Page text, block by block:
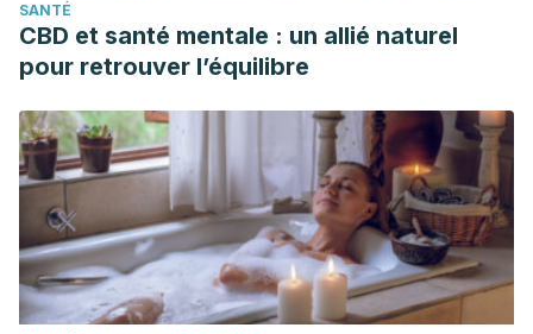
orbitaria y periorbitaria. Revisión de 107 casos. Anales de
Pediatría. https://doi.org/10.1016/S1695-4033(00)77500-X
Mesa, M. G., Herrera, D. M. A., Vilas, M. M., Alfonso, C. C.,
Carretero, J. H., Batista, A. D., & Montequiní, J. F. (2002).
Plantas cítricas en el tratamiento de enfermedades
vasculares.
Rev Cubana Angiol y Cir Vasc,3
(2), 39-46.
Roo, E., & Academia Española de Dermatología y
Venereología. (s. f.). CELULITIS, LO ÚLTIMO PARA
COMBATIRLA. Recuperado 10 de abril de 2020, de
https://aedv.es/wp-
SANTÉ
CBD et santé mentale : un allié naturel
pour retrouver l’équilibre